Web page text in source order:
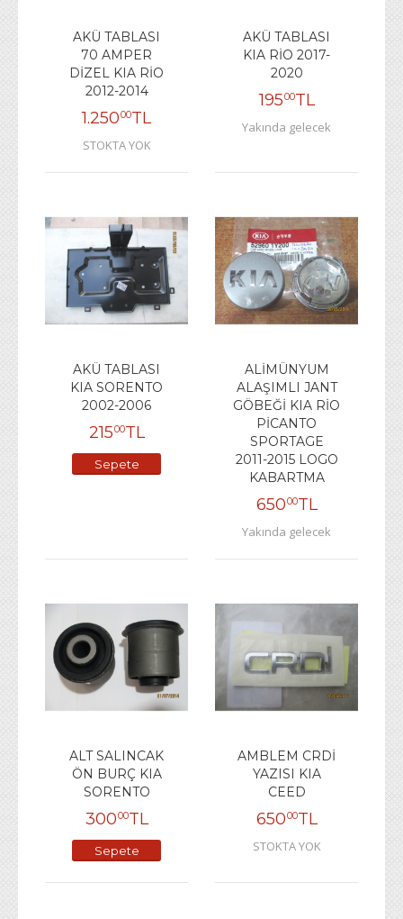
AKÜ TABLASI
70 AMPER
DİZEL KIA RİO
2012-2014
1.25000TL
STOKTA YOK
AKÜ TABLASI
KIA RİO 2017-
2020
19500TL
Yakında gelecek
AKÜ TABLASI
KIA SORENTO
2002-2006
21500TL
Sepete
ALİMÜNYUM
ALAŞIMLI JANT
GÖBEĞİ KIA RİO
PİCANTO
SPORTAGE
2011-2015 LOGO
KABARTMA
65000TL
Yakında gelecek
ALT SALINCAK
ÖN BURÇ KIA
SORENTO
30000TL
Sepete
AMBLEM CRDİ
YAZISI KIA
CEED
65000TL
STOKTA YOK